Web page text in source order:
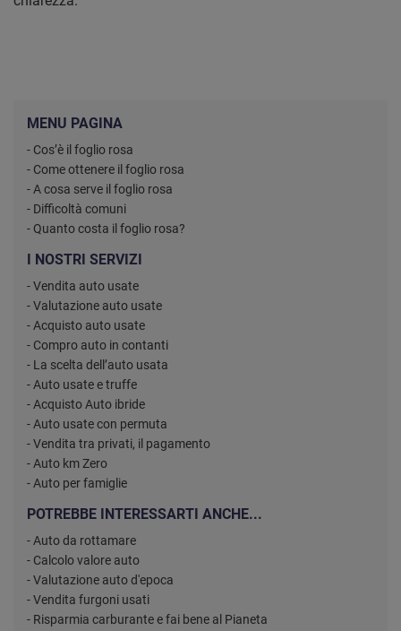
MENU PAGINA
- Cos’è il foglio rosa
- Come ottenere il foglio rosa
- A cosa serve il foglio rosa
- Difficoltà comuni
- Quanto costa il foglio rosa?
I NOSTRI SERVIZI
- Vendita auto usate
- Valutazione auto usate
- Acquisto auto usate
- Compro auto in contanti
- La scelta dell’auto usata
- Auto usate e truffe
- Acquisto Auto ibride
- Auto usate con permuta
- Vendita tra privati, il pagamento
- Auto km Zero
- Auto per famiglie
POTREBBE INTERESSARTI ANCHE...
- Auto da rottamare
- Calcolo valore auto
- Valutazione auto d'epoca
- Vendita furgoni usati
- Risparmia carburante e fai bene al Pianeta